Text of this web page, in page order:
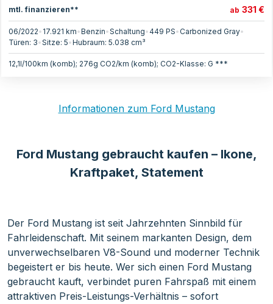
mtl. finanzieren** ab 331 €
06/2022• 17.921 km•Benzin•Schaltung•449 PS•Carbonized Gray•
Türen: 3•Sitze: 5•Hubraum: 5.038 cm³
12,1l/100km (komb); 276g CO2/km (komb); CO2-Klasse: G ***
Informationen zum Ford Mustang
Ford Mustang gebraucht kaufen – Ikone,
Kraftpaket, Statement
Der Ford Mustang ist seit Jahrzehnten Sinnbild für
Fahrleidenschaft. Mit seinem markanten Design, dem
unverwechselbaren V8-Sound und moderner Technik
begeistert er bis heute. Wer sich einen Ford Mustang
gebraucht kauft, verbindet puren Fahrspaß mit einem
attraktiven Preis-Leistungs-Verhältnis – sofort